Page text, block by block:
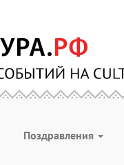
Поздравления